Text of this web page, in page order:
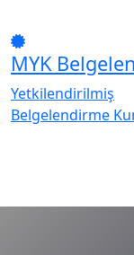
MYK
Yetkilendirilmiş
Belgelendirme